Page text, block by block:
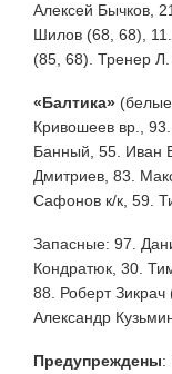
Алексей Бычков,
Шилов (68, 68),
(85, 68). Тренер
«Балтика»
Кривошеев вр.,
Банный, 55. Иван
Дмитриев, 83.
Сафонов к/к, 59.
Запасные: 97.
Кондратюк, 30.
88. Роберт
Александр
Предупреждены: